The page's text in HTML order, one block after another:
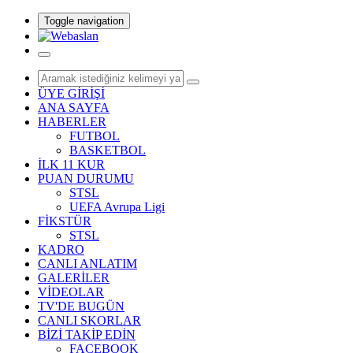
Toggle navigation
ÜYE GİRİŞİ
ANA SAYFA
HABERLER
FUTBOL
BASKETBOL
İLK 11 KUR
PUAN DURUMU
STSL
UEFA Avrupa Ligi
FİKSTÜR
STSL
KADRO
CANLI ANLATIM
GALERİLER
VİDEOLAR
TV'DE BUGÜN
CANLI SKORLAR
BİZİ TAKİP EDİN
FACEBOOK